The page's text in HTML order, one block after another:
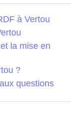
à Vertou
la mise en
?
questions